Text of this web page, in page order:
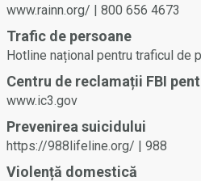
largul său, pare să ezite sau nu
efectelor drogurilor sau alcoolului.
www.rainn.org/ | 800 656 4673
Trafic de persoane
Hotline național pentru traficul de
Centru de reclamații FBI
www.ic3.gov
Prevenirea suicidului
https://988lifeline.org/ | 988
Violență domestică